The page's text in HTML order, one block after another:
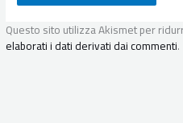
Questo sito utilizza Akismet per
elaborati i dati derivati dai commenti.